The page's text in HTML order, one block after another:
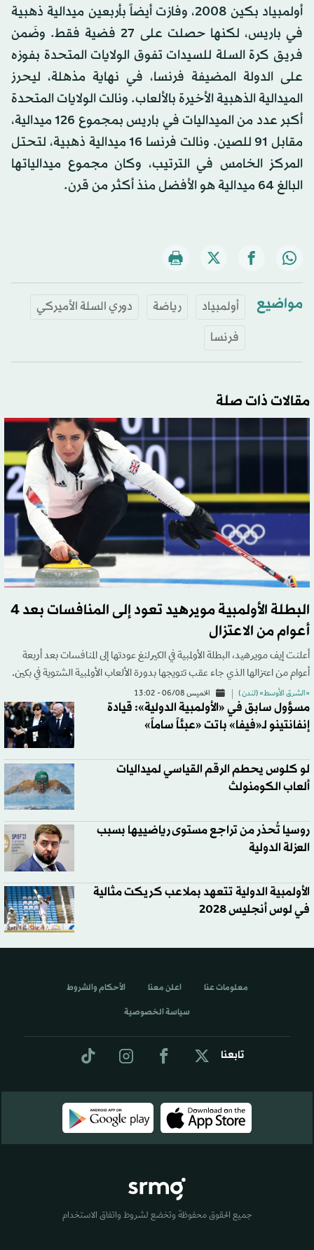
أولمبياد بكين 2008، وفازت أيضاً بأربعين ميدالية ذهبية
في باريس، لكنها حصلت على 27 فضية فقط. وضَمن
فريق كرة السلة للسيدات تفوق الولايات المتحدة بفوزه
على الدولة المضيفة فرنسا، في نهاية مذهلة، ليحرز
الميدالية الذهبية الأخيرة بالألعاب. ونالت الولايات المتحدة
أكبر عدد من الميداليات في باريس بمجموع 126 ميدالية،
مقابل 91 للصين. ونالت فرنسا 16 ميدالية ذهبية، لتحتل
المركز الخامس في الترتيب، وكان مجموع ميدالياتها
البالغ 64 ميدالية هو الأفضل منذ أكثر من قرن.
مواضيع أولمبياد رياضة
دوري السلة الأميركي
فرنسا
مقالات ذات صلة
البطلة الأولمبية مويرهيد تعود إلى المنافسات بعد 4
أعوام من الاعتزال
أعلنت إيف مويرهيد، البطلة الأولمبية في الكيرلنغ عودتها إلى المنافسات بعد أربعة
أعوام من اعتزالها الذي جاء عقب تتويجها بدورة الألعاب الأولمبية الشتوية في بكين.
«الشرق الأوسط» (لندن ) الخميس 06/08 - 13:02
مسؤول سابق في «الأولمبية الدولية»: قيادة
إنفانتينو لـ«فيفا» باتت «عبئاً ساماً»
لو كلوس يحطم الرقم القياسي لميداليات
ألعاب الكومنولث
روسيا تُحذر من تراجع مستوى رياضييها بسبب
العزلة الدولية
الأولمبية الدولية تتعهد بملاعب كريكت مثالية
في لوس أنجليس 2028
تابعنا
معلومات عنا اعلن معنا الأحكام والشروط
سياسة الخصوصية
جميع الحقوق محفوظة وتخضع لشروط واتفاق الاستخدام